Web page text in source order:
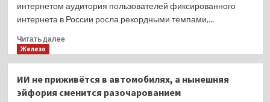
игр
и консолей
в США
года
интернетом аудитория пользователей фиксированного
интернета в России росла рекордными темпами,...
Читать далееПрочитать
массово
переходят
Железо
ИИ не приживётся в автомобилях, а нынешняя
эйфория сменится разочарованием